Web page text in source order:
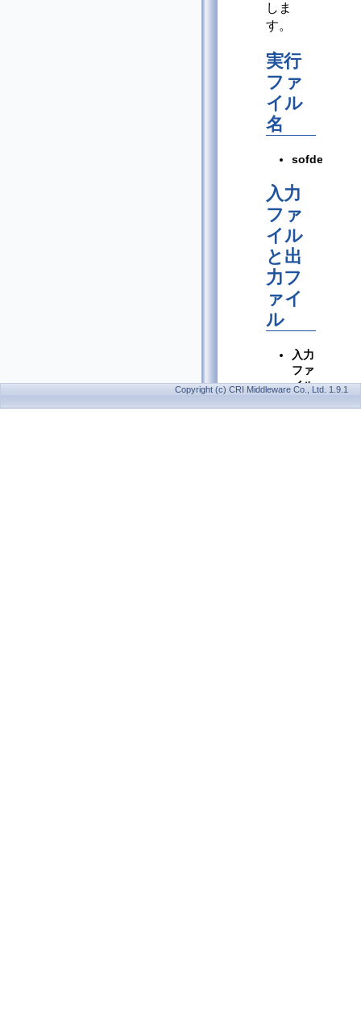
しま
す。
実行
ファ
イル
名
入力
ファ
イル
と出
力フ
ァイ
ル
入力
ファ
イル
Copyright (c) CRI Middleware Co., Ltd. 1.9.1